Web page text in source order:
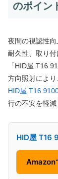
のポイン
夜間の視認性
耐久性、取り付
「HID屋 T16
方向照射により
HID屋 T16
行の不安を軽減
HID屋 T16
Amazon